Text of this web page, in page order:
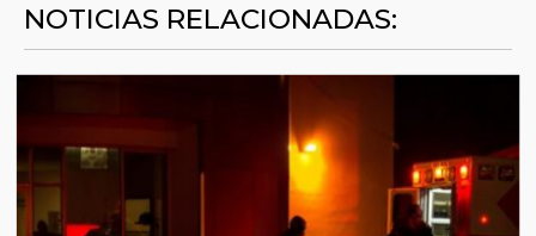
NOTICIAS RELACIONADAS: